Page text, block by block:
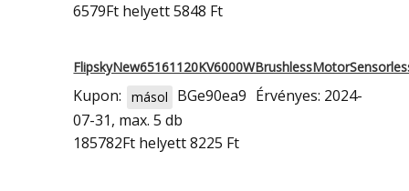
6579Ft helyett 5848 Ft
Kupon: másol BGe90ea9 Érvényes: 2024-
07-31, max. 5 db
185782Ft helyett 8225 Ft